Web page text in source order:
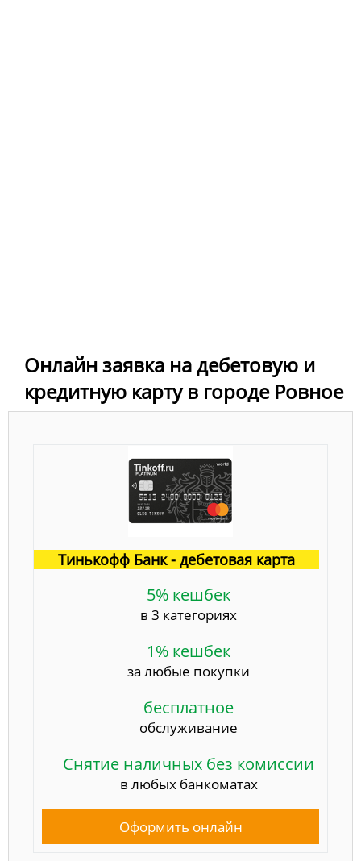
Онлайн заявка на дебетовую и
кредитную карту в городе Ровное
Тинькофф Банк - дебетовая карта
5% кешбек
в 3 категориях
1% кешбек
за любые покупки
бесплатное
обслуживание
Снятие наличных без комиссии
в любых банкоматах
Оформить онлайн